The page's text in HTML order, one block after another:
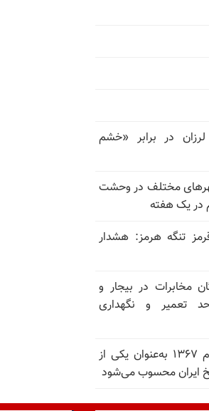
در برابر «خشم
مختلف در وحشت
و خط قرمز تنگه هرمز: هشدار
مخابرات در بیجار و
تعمیر و نگهداری
سی‌نیوز انگلستان: قتل‌عام ۱۳۶۷ به‌عنوان یکی از
ایران محسوب می‌شود